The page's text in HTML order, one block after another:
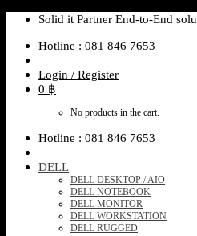
Skip
content
Solid it Partner End-to-End
Hotline : 081 846 7653
Login / Register
0 ฿
No products in the cart.
Hotline : 081 846 7653
DELL
DELL DESKTOP / AIO
DELL NOTEBOOK
DELL MONITOR
DELL WORKSTATION
DELL RUGGED